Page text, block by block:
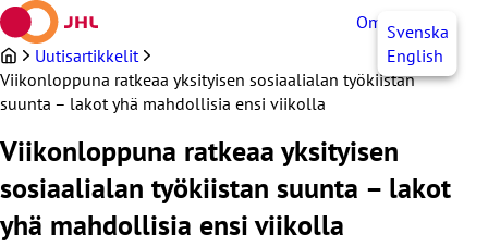
Siirry
sisältöön
OmaJHLSvenska
English
Uutisartikkelit
Viikonloppuna ratkeaa yksityisen sosiaalialan työkiistan
suunta – lakot yhä mahdollisia ensi viikolla
Viikonloppuna ratkeaa yksityisen
sosiaalialan työkiistan suunta – lakot
yhä mahdollisia ensi viikolla